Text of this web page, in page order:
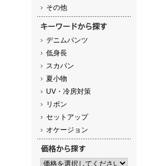
その他
デニムパンツ
低身長
スカパン
夏小物
UV・冷房対策
リボン
セットアップ
オケージョン